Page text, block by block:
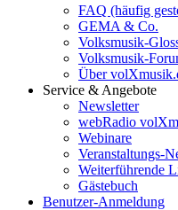
FAQ (häufig
GEMA & Co.
Volksmusik-
Volksmusik-
Über
Service & Angebote
Newsletter
webRadio
Webinare
Veranstaltungs-
Weiterführende
Gästebuch
Benutzer-Anmeldung